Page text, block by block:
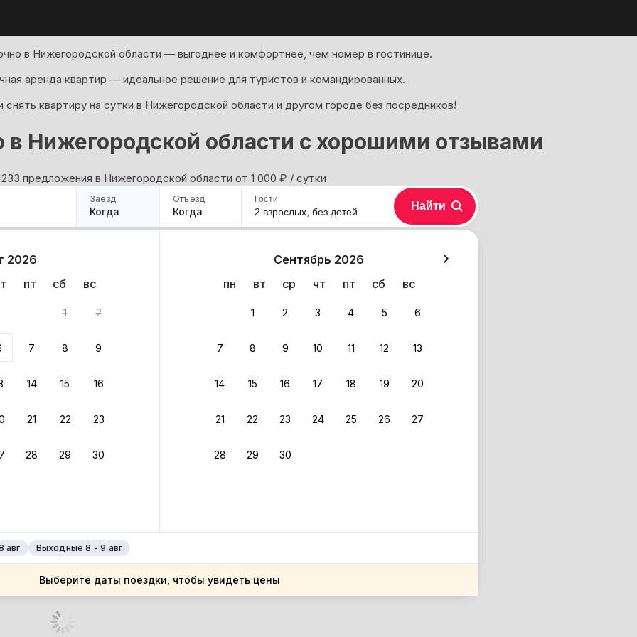
в Нижегородской области — выгоднее и комфортнее, чем номер в гостинице.
аренда квартир — идеальное решение для туристов и командированных.
квартиру на сутки в Нижегородской области и другом городе без посредников!
в Нижегородской области с хорошими отзывами
предложения в Нижегородской области oт 1 000 ₽ / сутки
Заезд
Когда
Отъезд
Когда
2026
пт сб вс
1 2
7 8 9
14 15 16
21 22 23
28 29 30
Сентябрь 2026
пн
вт ср чт пт сб вс
1 2 3 4 5 6
7 8 9 10 11 12 13
14 15 16 17 18 19 20
21 22 23 24 25 26 27
28 29 30
авг Выходные 8 - 9 авг
Выберите даты поездки, чтобы увидеть цены
Гости
2 взрослых, без детей Найти
6 233 варианта